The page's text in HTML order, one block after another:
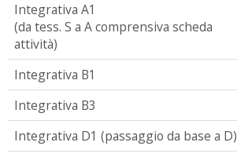
Integrativa A1
(da tess. S a A comprensiva scheda
attività)
Integrativa B1
Integrativa B3
Integrativa D1 (passaggio da base a D)